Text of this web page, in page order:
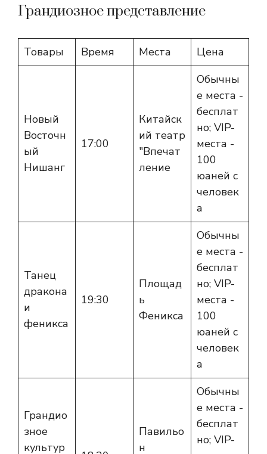
Грандиозное представление
Товары Время Места Цена
Новый
Восточн
ый
Нишанг
17:00
Китайск
ий театр
"Впечат
ление
Обычны
е места -
бесплат
но; VIP-
места -
100
юаней с
человек
а
Танец
дракона
и
феникса
19:30
Площад
ь
Феникса
Обычны
е места -
бесплат
но; VIP-
места -
100
юаней с
человек
а
Грандио
зное
культур
Павильо
н
Обычны
е места -
бесплат
но; VIP-